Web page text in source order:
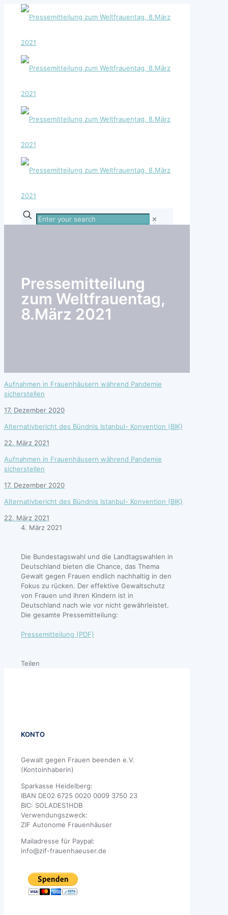
Enter
your
✕
Pressemitteilung
zum Weltfrauentag,
8.März 2021
Aufnahmen in Frauenhäusern während Pandemie
sicherstellen
17. Dezember 2020
Alternativbericht des Bündnis Istanbul- Konvention (BIK)
22. März 2021
Aufnahmen in Frauenhäusern während Pandemie
sicherstellen
17. Dezember 2020
Alternativbericht des Bündnis Istanbul- Konvention (BIK)
22. März 2021
4. März 2021
Die Bundestagswahl und die Landtagswahlen in
Deutschland bieten die Chance, das Thema
Gewalt gegen Frauen endlich nachhaltig in den
Fokus zu rücken. Der effektive Gewaltschutz
von Frauen und ihren Kindern ist in
Deutschland nach wie vor nicht gewährleistet.
Die gesamte Pressemitteilung:
Pressemitteilung (PDF)
Teilen
KONTO
Gewalt gegen Frauen beenden e.V.
(Kontoinhaberin)
Sparkasse Heidelberg:
IBAN DE02 6725 0020 0009 3750 23
BIC: SOLADES1HDB
Verwendungszweck:
ZIF Autonome Frauenhäuser
Mailadresse für Paypal:
info@zif-frauenhaeuser.de